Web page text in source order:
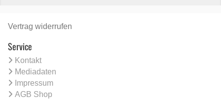
Vertrag widerrufen
Service
Kontakt
Mediadaten
Impressum
AGB Shop